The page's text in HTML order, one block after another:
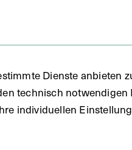
Dienste anbieten
technisch
individuellen